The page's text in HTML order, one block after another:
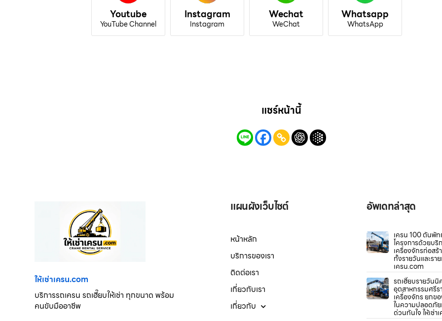
Youtube
YouTube Channel
Instagram
Instagram
Wechat
WeChat
Whatsapp
WhatsApp
แชร์หน้านี้
ให้เช่าเครน.com
บริการรถเครน รถเฮี๊ยบให้เช่า ทุกขนาด พร้อม
คนขับมืออาชีพ
แผนผังเว็บไซต์
หน้าหลัก
บริการของเรา
ติดต่อเรา
เกี่ยวกับเรา
เกี่ยวกับ
อัพเดทล่าสุด
เครน 100 ตันพั
โครงการด้วยบริก
เครื่องจักรก่อสร้
ทั้งรายวันและราย
เครน.com
รถเฮี๊ยบรายวันนิ
อุตสาหกรรมศรีร
เครื่องจักร ยกข
ในความปลอดภัย
ด่วนทันใจ ให้เช่า